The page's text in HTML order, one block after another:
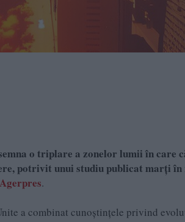
o triplare a zonelor lumii în care
potrivit unui studiu publicat marți în
Agerpres.
a combinat cunoștințele privind